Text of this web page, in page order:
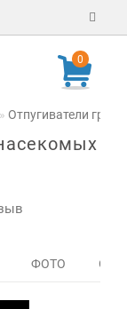
Регистрация
Гарантия
Оплата
0
Отпугиватели
ФОТО